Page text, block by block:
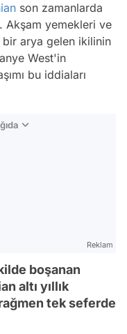
son zamanlarda
Akşam yemekleri ve
bir arya gelen ikilinin
West'in
bu iddiaları
Reklam
boşanan
altı yıllık
tek seferde